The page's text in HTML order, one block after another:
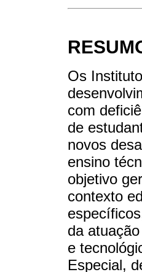
Os
com
de
novos
ensino
objetivo
contexto
da
e
Especial,